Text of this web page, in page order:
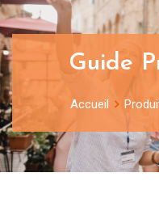
Guide
Accueil